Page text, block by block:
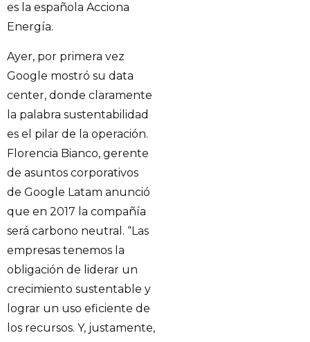
es la española Acciona
Energía.
Ayer, por primera vez
Google mostró su data
center, donde claramente
la palabra sustentabilidad
es el pilar de la operación.
Florencia Bianco, gerente
de asuntos corporativos
de Google Latam anunció
que en 2017 la compañía
será carbono neutral. “Las
empresas tenemos la
obligación de liderar un
crecimiento sustentable y
lograr un uso eficiente de
los recursos. Y, justamente,